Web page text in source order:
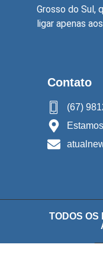
Grosso do Sul,
ligar apenas
Contato
(67)
TODOS OS